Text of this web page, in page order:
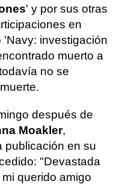
' y por sus otras
en
investigación
muerto a
no se
después de
Moakler,
publicación en su
"Devastada
querido amigo